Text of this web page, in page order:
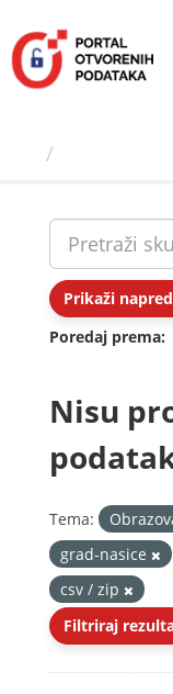
sadržaj
Prikaži
Poredaj prema
Nisu
Tema:
grad-nasice
csv / zip
Filtriraj